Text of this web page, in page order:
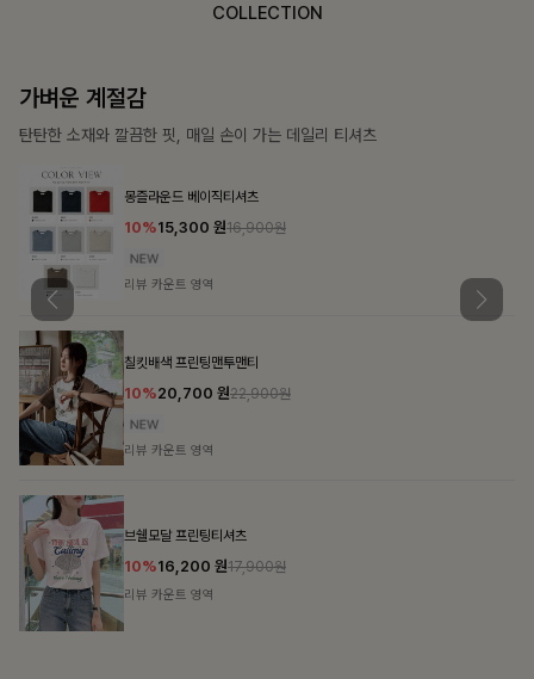
COLLECTION
가장 쉬운 코디
특별한 날부터 일상까지 함께하는 룩
57,600
밴스트라이프 스트링원피스
25%35,100 원46,800원
리뷰 카운트 영역